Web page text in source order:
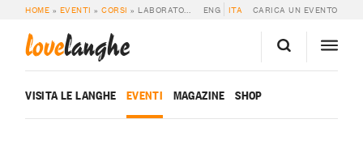
HOME » EVENTI »CORSI » LABORATORIO PER BAMBINI ENG ITA CARICA UN EVENTO
lovelanghe
VISITA LE LANGHE EVENTI MAGAZINE SHOP